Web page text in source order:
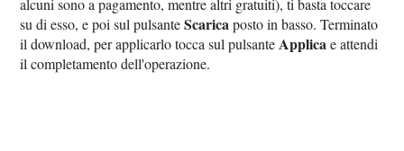
su di esso, e poi sul pulsanteScarica posto in basso. Terminato
il download, per applicarlo tocca sul pulsante Applica e attendi
il completamento dell'operazione.